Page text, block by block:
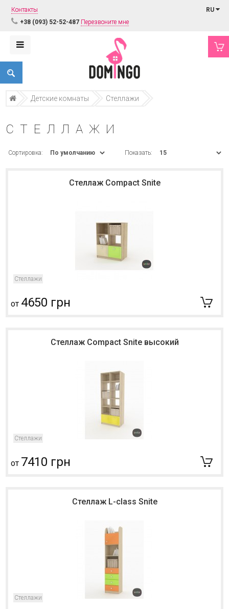
Контакты
+38 (093) 52-52-487 Перезвоните мне
RU
Детские комнаты Стеллажи
СТЕЛЛАЖИ
Сортировка: Показать:
Стеллаж Compact Snite
Стеллажи
от 4650 грн
Стеллаж Compact Snite высокий
Стеллажи
от 7410 грн
Стеллаж L-class Snite
Стеллажи